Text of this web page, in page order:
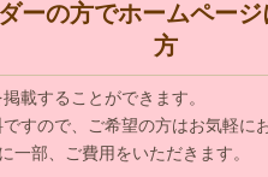
ーの方でホームペー
方
載することができます。
すので、ご希望の方はお気軽に
一部、ご費用をいただきます。